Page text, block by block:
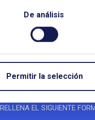
De análisis
Permitir la selección
EN CONTACTO
EL SIGUIENTE